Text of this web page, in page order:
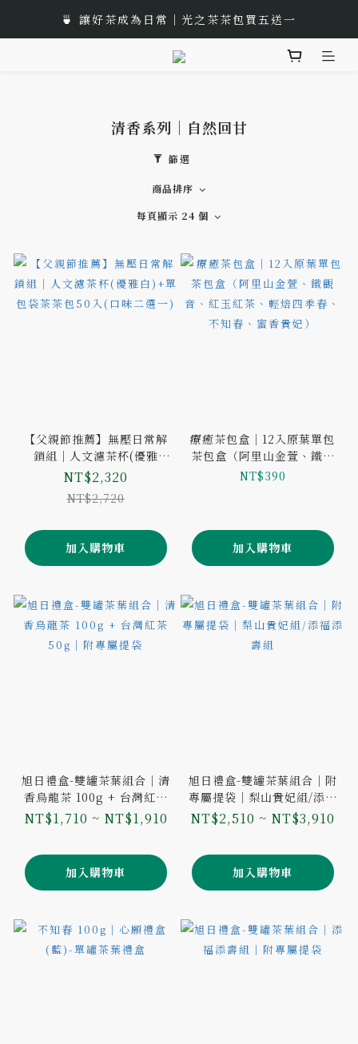
🎁 中秋佳節以茶獻禮｜茶包、茶葉禮品推薦
🍵 讓好茶成為日常｜光之茶茶包買五送一
🌟 全新風味上市｜《台灣武夷雙星》
清香系列｜自然回甘
篩選
商品排序
每頁顯示 24 個
【父親節推薦】無壓日常解
鎖組｜人文濾茶杯(優雅
白)+單包袋茶茶包50入(口味
二選一)
NT$2,320
NT$2,720
加入購物車
療癒茶包盒｜12入原葉單包
茶包盒（阿里山金萱、鐵觀
音、紅玉紅茶、輕焙四季
NT$390
加入購物車
旭日禮盒-雙罐茶葉組合｜清
香烏龍茶 100g + 台灣紅茶
50g｜附專屬提袋
NT$1,710 ~ NT$1,910
加入購物車
旭日禮盒-雙罐茶葉組合｜附
專屬提袋｜梨山貴妃組/添福
添壽組
NT$2,510 ~ NT$3,910
加入購物車